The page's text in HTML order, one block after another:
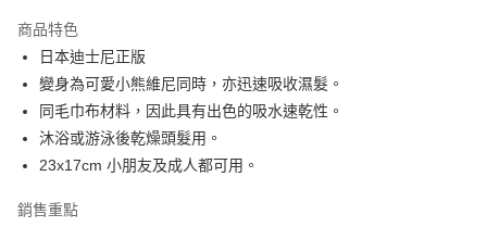
合作金庫商業銀行
華南商業銀行
上海商業儲蓄銀行
台北富邦商業銀行
國泰世華商業銀行
兆豐國際商業銀行
臺灣中小企業銀行
匯豐（台灣）商業銀行
聯邦商業銀行
元大商業銀行
超商取貨付款
LINE Pay
Apple Pay
街口支付
悠遊付
商品特色
日本迪士尼正版
變身為可愛小熊維尼同時，亦迅速吸收濕髮。
同毛巾布材料，因此具有出色的吸水速乾性。
沐浴或游泳後乾燥頭髮用。
23x17cm 小朋友及成人都可用。
銷售重點